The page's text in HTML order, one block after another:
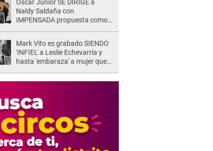
Óscar Junior SE DIRIGE a
Naldy Saldaña con
IMPENSADA propuesta como
Mark Vito es grabado SIENDO
'INFIEL' a Leslie Echevarría y
hasta 'embaraza' a mujer que